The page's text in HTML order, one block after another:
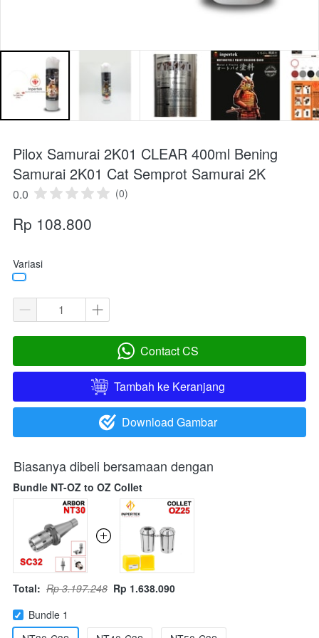
Pilox Samurai 2K01 CLEAR 400ml Bening
Samurai 2K01 Cat Semprot Samurai 2K
0.0 (0)
Rp 108.800
Variasi
` Contact CS
` Tambah ke Keranjang
` Download Gambar
Biasanya dibeli bersamaan dengan
Bundle NT-OZ to OZ Collet
Total: Rp 3.197.248 Rp 1.638.090
Bundle 1